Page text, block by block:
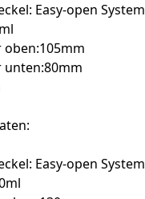
Easy-open System
unten:80mm
Easy-open System